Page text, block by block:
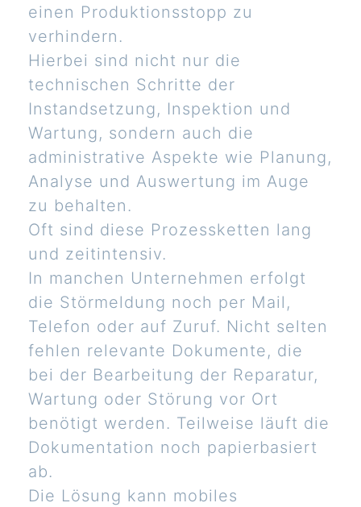
einen Produktionsstopp zu
verhindern.
Hierbei sind nicht nur die
technischen Schritte der
Instandsetzung, Inspektion und
Wartung, sondern auch die
administrative Aspekte wie Planung,
Analyse und Auswertung im Auge
zu behalten.
Oft sind diese Prozessketten lang
und zeitintensiv.
In manchen Unternehmen erfolgt
die Störmeldung noch per Mail,
Telefon oder auf Zuruf. Nicht selten
fehlen relevante Dokumente, die
bei der Bearbeitung der Reparatur,
Wartung oder Störung vor Ort
benötigt werden. Teilweise läuft die
Dokumentation noch papierbasiert
ab.
Die Lösung kann mobiles